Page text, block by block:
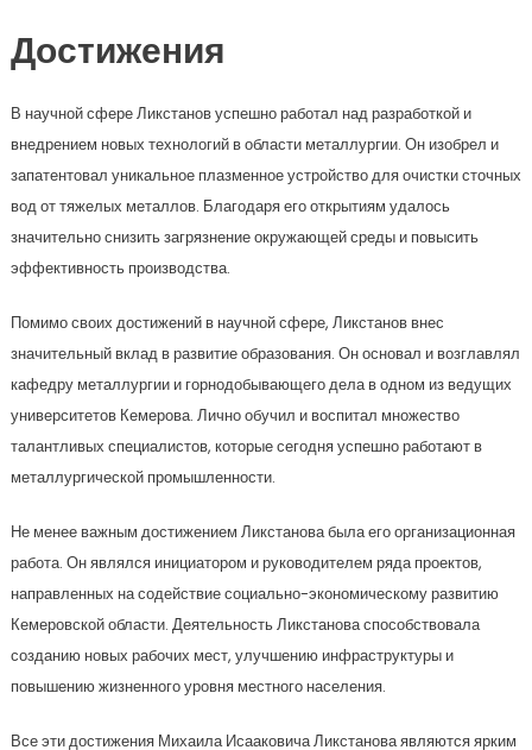
Достижения
В научной сфере Ликстанов успешно работал над разработкой и
внедрением новых технологий в области металлургии. Он изобрел и
запатентовал уникальное плазменное устройство для очистки сточных
вод от тяжелых металлов. Благодаря его открытиям удалось
значительно снизить загрязнение окружающей среды и повысить
эффективность производства.
Помимо своих достижений в научной сфере, Ликстанов внес
значительный вклад в развитие образования. Он основал и возглавлял
кафедру металлургии и горнодобывающего дела в одном из ведущих
университетов Кемерова. Лично обучил и воспитал множество
талантливых специалистов, которые сегодня успешно работают в
металлургической промышленности.
Не менее важным достижением Ликстанова была его организационная
работа. Он являлся инициатором и руководителем ряда проектов,
направленных на содействие социально-экономическому развитию
Кемеровской области. Деятельность Ликстанова способствовала
созданию новых рабочих мест, улучшению инфраструктуры и
повышению жизненного уровня местного населения.
Все эти достижения Михаила Исааковича Ликстанова являются ярким